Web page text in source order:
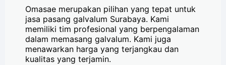
Omasae merupakan pilihan yang tepat untuk
jasa pasang galvalum Surabaya. Kami
memiliki tim profesional yang berpengalaman
dalam memasang galvalum. Kami juga
menawarkan harga yang terjangkau dan
kualitas yang terjamin.